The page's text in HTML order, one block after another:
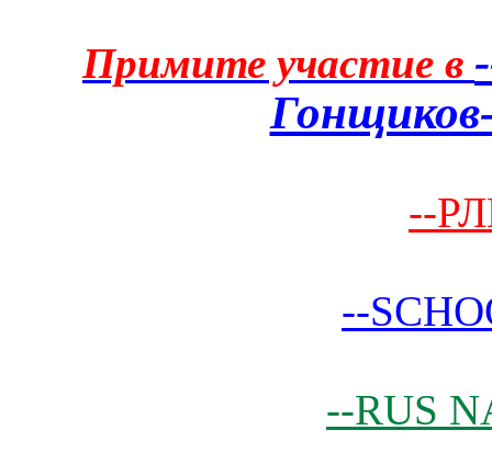
Примите участие в
--
--
--RUS